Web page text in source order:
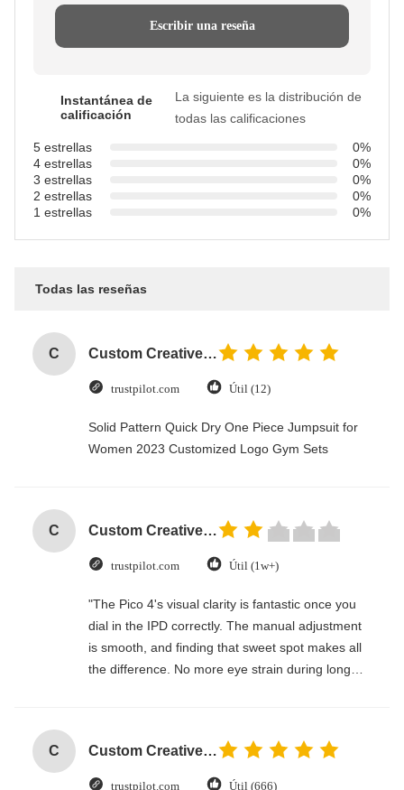
Escribir una reseña
Instantánea de
calificación
La siguiente es la distribución de
todas las calificaciones
5 estrellas
0%
4 estrellas
0%
3 estrellas
0%
2 estrellas
0%
1 estrellas
0%
Todas las reseñas
C Custom Creative Goodie Christmas Kraft Paper Gift Bag with Your Own Logo for Xmas Decorative Party
trustpilot.com Útil (12)
Solid Pattern Quick Dry One Piece Jumpsuit for
Women 2023 Customized Logo Gym Sets
C Custom Creative Goodie Christmas Kraft Paper Gift Bag with Your Own Logo for Xmas Decorative Party
trustpilot.com Útil (1w+)
"The Pico 4's visual clarity is fantastic once you
dial in the IPD correctly. The manual adjustment
is smooth, and finding that sweet spot makes all
the difference. No more eye strain during long
manual adjustment is smooth, and finding that
sweet spot makes all the difference. No more eye
C Custom Creative Goodie Christmas Kraft Paper Gift Bag with Your Own Logo for Xmas Decorative Party
trustpilot.com Útil (666)